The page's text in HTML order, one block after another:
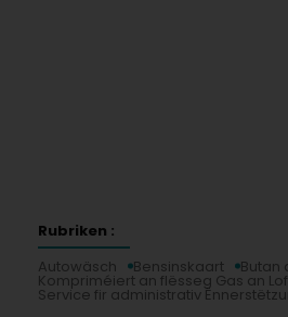
Rubriken :
Autowäsch
Bensinskaart Butan
Kompriméiert an flësseg Gas an
Service fir administrativ